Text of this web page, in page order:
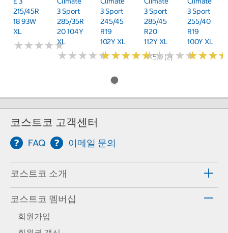
215/45R
18 93W
XL
★★★★★
★★★★★
3 Sport
285/35R
20 104Y
XL
★★★★★
★★★★★
3 Sport
245/45
R19
102Y XL
★★★★★
★★★★★5.0 (2)
3 Sport
285/45
R20
112Y XL
★★★★★
★★★★★
3 Sport
255/40
R19
100Y XL
★★★
★★★
코스트코 고객센터
FAQ 이메일 문의
코스트코 소개
코스트코 멤버십
회원가입